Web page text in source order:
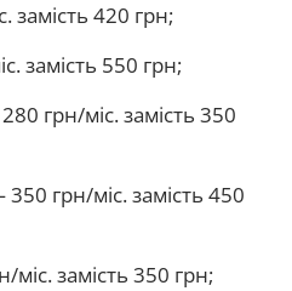
замість 420 грн;
замість 550 грн;
грн/міс. замість 350
грн/міс. замість 450
замість 350 грн;